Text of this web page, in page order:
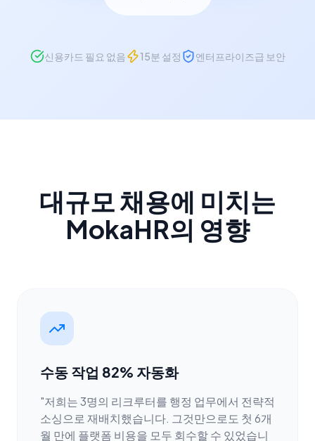
신용카드 필요 없음 15분 설정 엔터프라이즈급 보안
대규모 채용에 미치는
MokaHR의 영향
수동 작업 82% 자동화
"저희는 3명의 리크루터를 행정 업무에서 전략적
소싱으로 재배치했습니다. 그것만으로도 첫 6개
월 만에 플랫폼 비용을 모두 회수할 수 있었습니